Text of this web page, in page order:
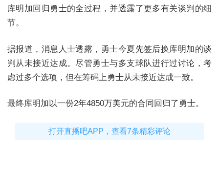
库明加回归勇士的全过程，并透露了更多有关谈判的细
节。
据报道，消息人士透露，勇士今夏先签后换库明加的谈
判从未接近达成。尽管勇士与多支球队进行过讨论，考
虑过多个选项，但在筹码上勇士从未接近达成一致。
最终库明加以一份2年4850万美元的合同回归了勇士。
打开直播吧APP，查看7条精彩评论